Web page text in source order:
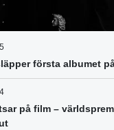
första albumet
på film –